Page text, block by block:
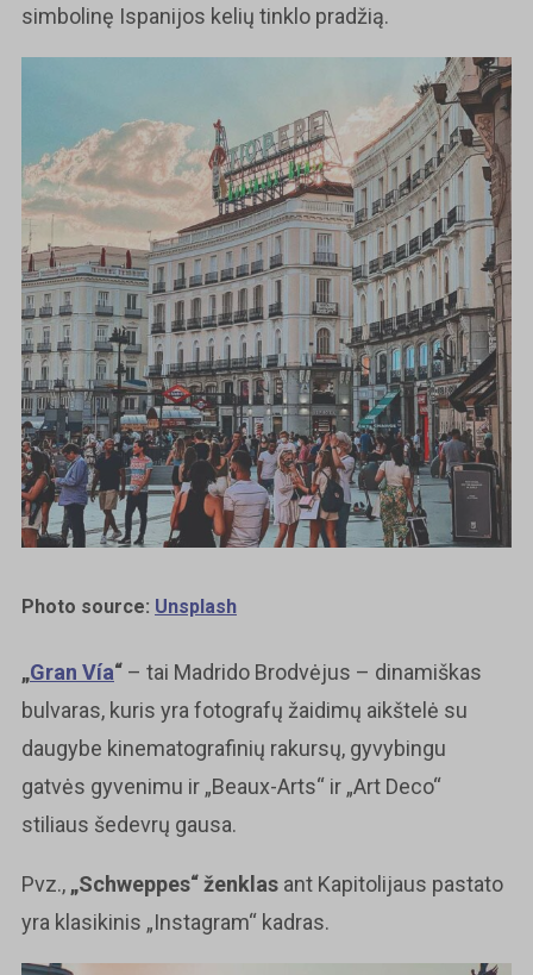
simbolinę Ispanijos kelių tinklo pradžią.
Photo source: Unsplash
„Gran Vía“ – tai Madrido Brodvėjus – dinamiškas
bulvaras, kuris yra fotografų žaidimų aikštelė su
daugybe kinematografinių rakursų, gyvybingu
gatvės gyvenimu ir „Beaux-Arts“ ir „Art Deco“
stiliaus šedevrų gausa.
Pvz., „Schweppes“ženklas ant Kapitolijaus pastato
yra klasikinis „Instagram“ kadras.